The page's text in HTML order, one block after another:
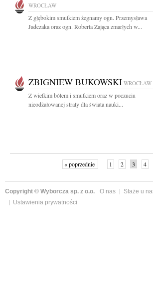
WROCŁAW
Z głębokim smutkiem żegnamy ogn. Przemysława
Jadczaka oraz ogn. Roberta Zająca zmarłych w...
ZBIGNIEW BUKOWSKI WROCŁAW
Z wielkim bólem i smutkiem oraz w poczuciu
nieodżałowanej straty dla świata nauki...
« poprzednie 1 2 3 4
Copyright © Wyborcza sp. z o.o. O nas Staże u
Ustawienia prywatności